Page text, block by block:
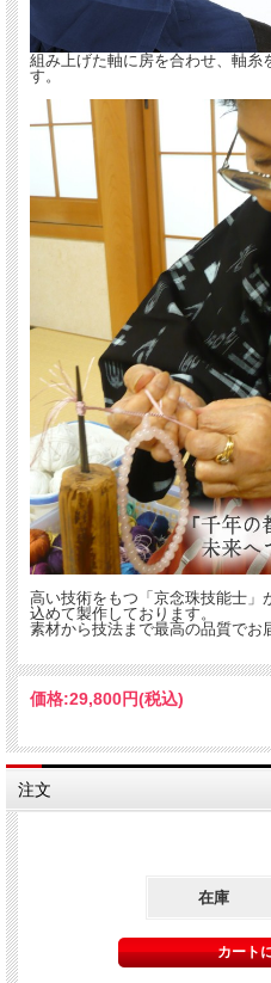
組み上げた軸に房を合わせ、軸糸
す。
高い技術をもつ「京念珠技能士」
込めて製作しております。
素材から技法まで最高の品質でお
価格:29,800円(税込)
注文
在庫